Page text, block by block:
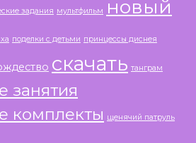
задания мультфильм
новый
поделки с детьми принцессы диснея
скачать танграм
занятия
комплекты щенячий патруль